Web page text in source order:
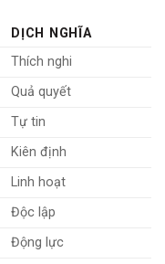
DỊCH NGHĨA
Thích nghi
Quả quyết
Tự tin
Kiên định
Linh hoạt
Độc lập
Động lực